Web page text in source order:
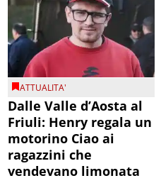
ATTUALITA'
Dalle Valle d’Aosta al
Friuli: Henry regala un
motorino Ciao ai
ragazzini che
vendevano limonata